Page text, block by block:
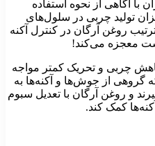
با آگاهی از نحوه استفاده
تولید چربی در سلول‌های
روغن آرگان در کنترل آکنه
معجزه می‌کند!
چربی و تحریک کمتر مواجه
گروهی از جوش‌ها و آکنه‌ها به
و روغن آرگان با تعدیل سبوم
کمک کند.